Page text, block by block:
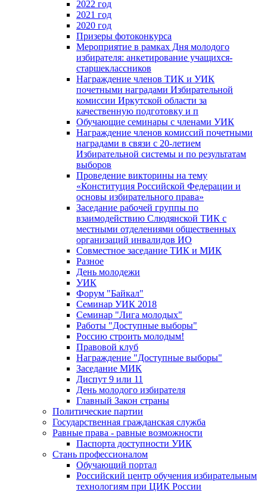
2022 год
2021 год
2020 год
Призеры фотоконкурса
Мероприятие в рамках Дня молодого
избирателя: анкетирование учащихся-
старшеклассников
Награждение членов ТИК и УИК
почетными наградами Избирательной
комиссии Иркутской области за
качественную подготовку и п
Обучающие семинары с членами УИК
Награждение членов комиссий почетными
наградами в связи с 20-летием
Избирательной системы и по результатам
выборов
Проведение викторины на тему
«Конституция Российской Федерации и
основы избирательного права»
Заседание рабочей группы по
взаимодействию Слюдянской ТИК с
местными отделениями общественных
организаций инвалидов ИО
Совместное заседание ТИК и МИК
Разное
День молодежи
УИК
Форум "Байкал"
Семинар УИК 2018
Семинар "Лига молодых"
Работы "Доступные выборы"
Россию строить молодым!
Правовой клуб
Награждение "Доступные выборы"
Заседание МИК
Диспут 9 или 11
День молодого избирателя
Главный Закон страны
Политические партии
Государственная гражданская служба
Равные права - равные возможности
Паспорта доступности УИК
Стань профессионалом
Обучающий портал
Российский центр обучения избирательным
технологиям при ЦИК России